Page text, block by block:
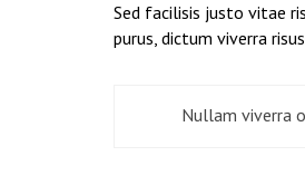
Sed facilisis justo vitae
purus, dictum viverra
PostNullam viverra